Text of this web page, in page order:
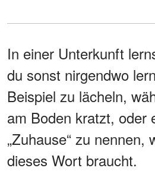
In einer Unterkunft
du sonst nirgendwo
Beispiel zu lächeln,
am Boden kratzt, oder
„Zuhause“ zu nennen,
dieses Wort braucht.